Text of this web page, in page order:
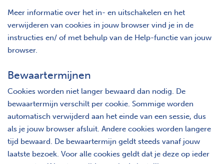
Meer informatie over het in- en uitschakelen en het
verwijderen van cookies in jouw browser vind je in de
instructies en/ of met behulp van de Help-functie van jouw
browser.
Bewaartermijnen
Cookies worden niet langer bewaard dan nodig. De
bewaartermijn verschilt per cookie. Sommige worden
automatisch verwijderd aan het einde van een sessie, dus
als je jouw browser afsluit. Andere cookies worden langere
tijd bewaard. De bewaartermijn geldt steeds vanaf jouw
laatste bezoek. Voor alle cookies geldt dat je deze op ieder